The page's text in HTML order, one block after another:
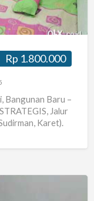
Rp 1.800.000
Bangunan Baru –
Jalur
Karet).